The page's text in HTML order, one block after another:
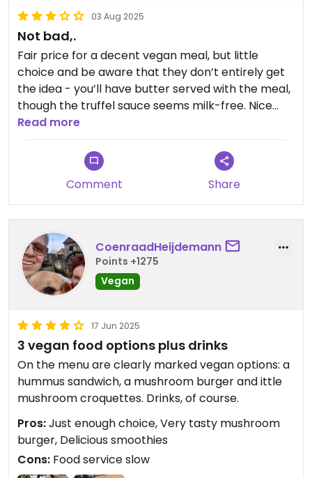
03 Aug 2025
Not bad,.
Fair price for a decent vegan meal, but little
choice and be aware that they don’t entirely get
the idea - you’ll have butter served with the meal,
though the truffel sauce seems milk-free. Nice
place, not expensive and personnel friendly.
Read more
Comment Share
CoenraadHeijdemann
Points +1275
Vegan
17 Jun 2025
3 vegan food options plus drinks
On the menu are clearly marked vegan options: a
hummus sandwich, a mushroom burger and ittle
mushroom croquettes. Drinks, of course.
Pros:Just enough choice, Very tasty mushroom
burger, Delicious smoothies
Cons: Food service slow